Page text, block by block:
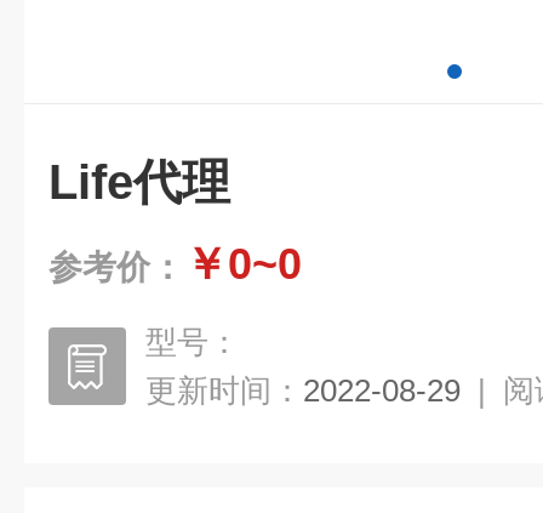
Life代理
参考价： ￥0~0
型号：
更新时间： 2022-08-29 | 阅